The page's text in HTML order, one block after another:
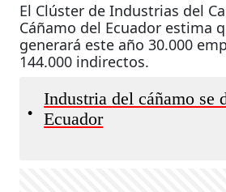
El Clúster de Industrias del
Cáñamo del Ecuador estima
generará este año 30.000
144.000 indirectos.
•
Industria del cáñamo se
Ecuador